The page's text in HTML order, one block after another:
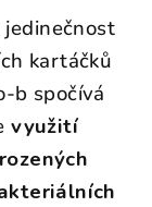
jedinečnost
kartáčků
b spočívá
využití